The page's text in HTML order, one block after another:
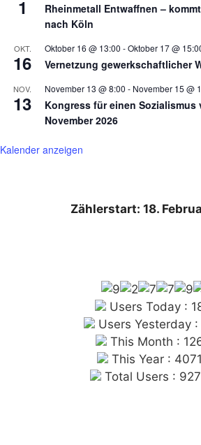
1
Rheinmetall Entwaffnen –
nach Köln
OKT.
16
Oktober 16 @ 13:00 -Oktober 17 @
Vernetzung gewerkschaftlicher
NOV.
13
November 13 @ 8:00 - November 15 @
Kongress für einen Sozialismus
November 2026
Kalender anzeigen
Zählerstart: 18.
Users Today :
Users Yesterday :
This Month :
This Year :
Total Users :